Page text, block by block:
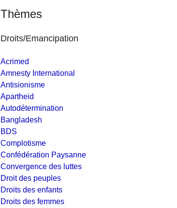
Thèmes
Droits/Emancipation
Acrimed
Amnesty International
Antisionisme
Apartheid
Autodétermination
Bangladesh
BDS
Complotisme
Confédération Paysanne
Convergence des luttes
Droit des peuples
Droits des enfants
Droits des femmes